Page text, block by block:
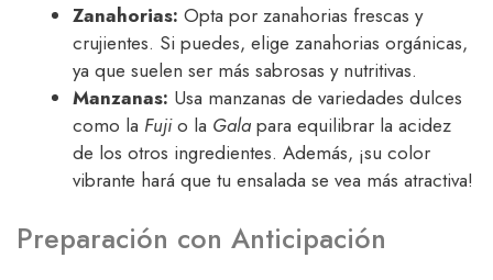
Zanahorias: Opta por zanahorias frescas y
crujientes. Si puedes, elige zanahorias orgánicas,
ya que suelen ser más sabrosas y nutritivas.
Manzanas: Usa manzanas de variedades dulces
como la Fujio la Gala para equilibrar la acidez
de los otros ingredientes. Además, ¡su color
vibrante hará que tu ensalada se vea más atractiva!
Preparación con Anticipación